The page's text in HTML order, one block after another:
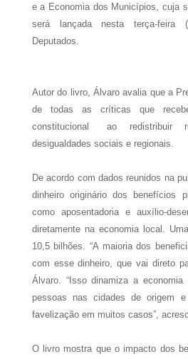
e a Economia dos Municípios, cuja
será lançada nesta terça-feira
Deputados.
Autor do livro, Álvaro avalia que a
de todas as críticas que
constitucional ao
desigualdades sociais e regionais.
De acordo com dados reunidos na
dinheiro originário dos benefícios
como aposentadoria e auxílio-
diretamente na economia local.
10,5 bilhões. “A maioria dos
com esse dinheiro, que vai direto
Álvaro. “Isso dinamiza a
pessoas nas cidades de origem
favelização em muitos casos”,
O livro mostra que o impacto dos